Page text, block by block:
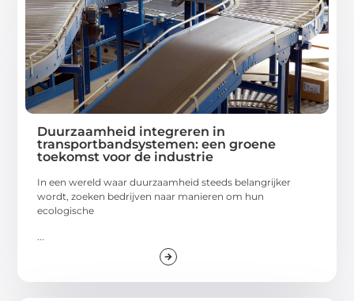
Duurzaamheid integreren in
transportbandsystemen: een groene
toekomst voor de industrie
In een wereld waar duurzaamheid steeds belangrijker
wordt, zoeken bedrijven naar manieren om hun
ecologische